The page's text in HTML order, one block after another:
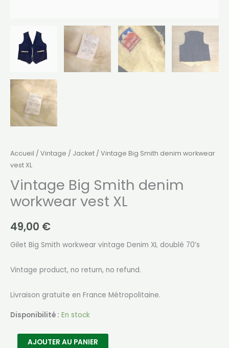
Accueil / Vintage / Jacket / Vintage Big Smith denim workwear
vest XL
Vintage Big Smith denim
workwear vest XL
49,00 €
Gilet Big Smith workwear vintage Denim XL doublé 70’s
Vintage product, no return, no refund.
Livraison gratuite en France Métropolitaine.
Disponibilité : En stock
quantitéAJOUTER AU PANIER